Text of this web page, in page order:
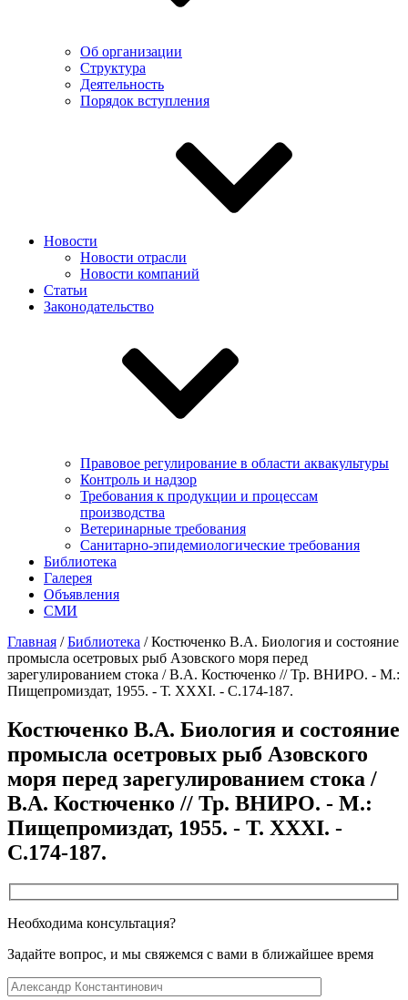
Об организации
Структура
Деятельность
Порядок вступления
Новости
Новости отрасли
Новости компаний
Статьи
Законодательство
Правовое регулирование в области аквакультуры
Контроль и надзор
Требования к продукции и процессам
производства
Ветеринарные требования
Санитарно-эпидемиологические требования
Библиотека
Галерея
Объявления
СМИ
Главная /Библиотека /Костюченко В.А. Биология и состояние
промысла осетровых рыб Азовского моря перед
зарегулированием стока / В.А. Костюченко // Тр. ВНИРО. - М.:
Пищепромиздат, 1955. - Т. XXXI. - С.174-187.
Костюченко В.А. Биология и состояние
промысла осетровых рыб Азовского
моря перед зарегулированием стока /
В.А. Костюченко // Тр. ВНИРО. - М.:
Пищепромиздат, 1955. - Т. XXXI. -
С.174-187.
Необходима консультация?
Задайте вопрос, и мы свяжемся с вами в ближайшее время